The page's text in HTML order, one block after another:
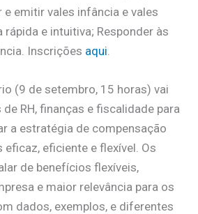
emitir vales infância e vales
e intuitiva; Responder às
Inscrições aqui
(9 de setembro, 15 horas) vai
RH, finanças e fiscalidade para
a estratégia de compensação
eficaz, eficiente e flexível. Os
de benefícios flexíveis,
e maior relevância para os
dados, exemplos, e diferentes